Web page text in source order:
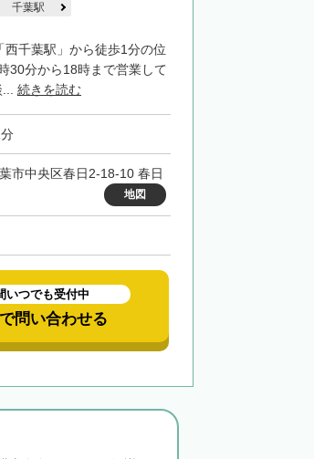
千葉駅
千葉駅」から徒歩1分の位
30分から18時まで営業して
続きを読む
市中央区春日2-18-10 春日
地図
いつでも受付中
問い合わせる